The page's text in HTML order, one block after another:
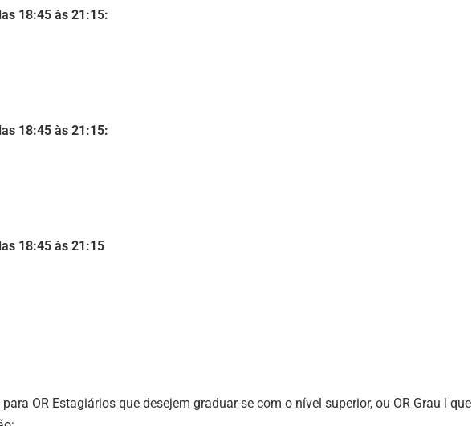
18:45 às 21:15:
18:45 às 21:15:
18:45 às 21:15
OR Estagiários que desejem graduar-se com o nível superior, ou OR Grau I que